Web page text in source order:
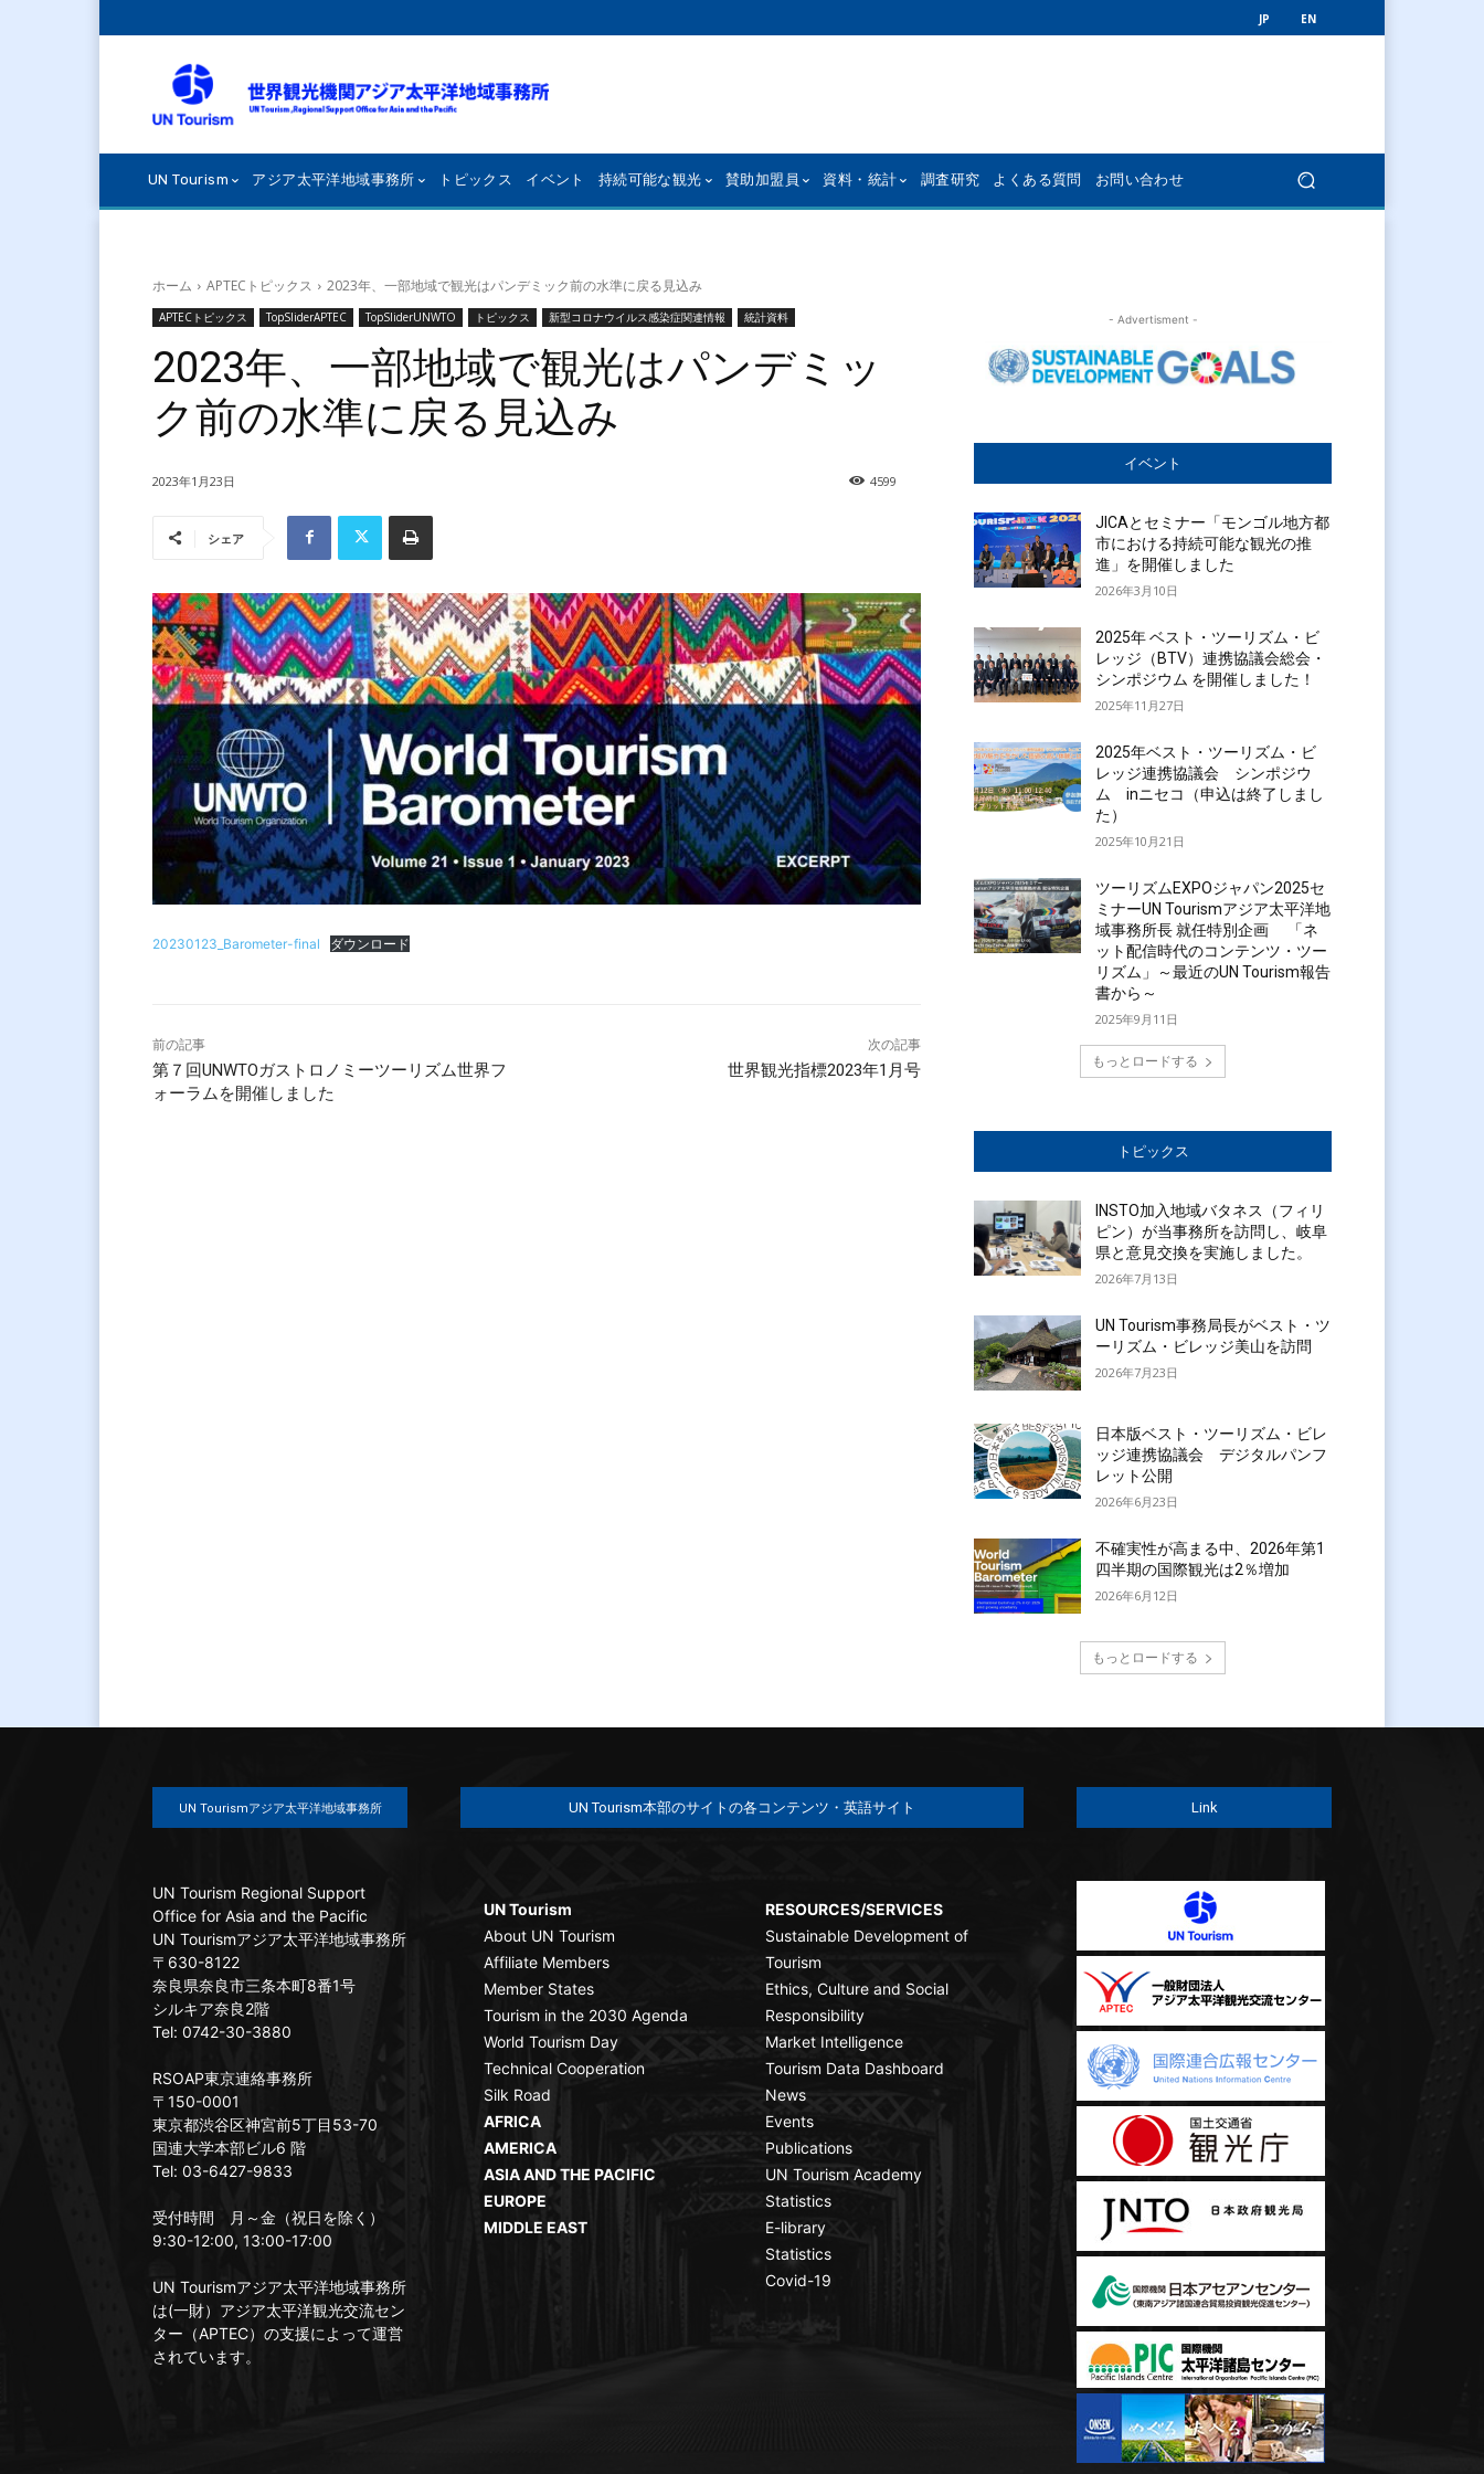
JP EN
UN Tourism アジア太平洋地域事務所 トピックス イベント 持続可能な観光 賛助加盟員 資料・統計 調査研究 よくある質問 お問い合わせ
ホーム APTECトピックス 2023年、一部地域で観光はパンデミック前の水準に戻る見込み
APTECトピックス TopSliderAPTEC TopSliderUNWTO トピックス 新型コロナウイルス感染症関連情報 統計資料
2023年、一部地域で観光はパンデミッ
ク前の水準に戻る見込み
2023年1月23日 4599
シェア
20230123_Barometer-final ダウンロード
前の記事
第７回UNWTOガストロノミーツーリズム世界フ
ォーラムを開催しました
次の記事
世界観光指標2023年1月号
- Advertisment -
イベント
JICAとセミナー「モンゴル地方都
市における持続可能な観光の推
進」を開催しました
2026年3月10日
2025年 ベスト・ツーリズム・ビ
レッジ（BTV）連携協議会総会・
シンポジウム を開催しました！
2025年11月27日
2025年ベスト・ツーリズム・ビ
レッジ連携協議会 シンポジウ
ム inニセコ（申込は終了しまし
た）
2025年10月21日
ツーリズムEXPOジャパン2025セ
ミナーUN Tourismアジア太平洋地
域事務所長 就任特別企画 「ネ
ット配信時代のコンテンツ・ツー
リズム」～最近のUN Tourism報告
書から～
2025年9月11日
もっとロードする
トピックス
INSTO加入地域バタネス（フィリ
ピン）が当事務所を訪問し、岐阜
県と意見交換を実施しました。
2026年7月13日
UN Tourism事務局長がベスト・ツ
ーリズム・ビレッジ美山を訪問
2026年7月23日
日本版ベスト・ツーリズム・ビレ
ッジ連携協議会 デジタルパンフ
レット公開
2026年6月23日
不確実性が高まる中、2026年第1
四半期の国際観光は2％増加
2026年6月12日
もっとロードする
UN Tourismアジア太平洋地域事務所
UN Tourism Regional Support
Office for Asia and the Pacific
UN Tourismアジア太平洋地域事務所
〒630-8122
奈良県奈良市三条本町8番1号
シルキア奈良2階
Tel: 0742-30-3880
RSOAP東京連絡事務所
〒150-0001
東京都渋谷区神宮前5丁目53-70
国連大学本部ビル6 階
Tel: 03-6427-9833
受付時間 月～金（祝日を除く）
9:30-12:00, 13:00-17:00
UN Tourismアジア太平洋地域事務所
は(一財）アジア太平洋観光交流セン
ター（APTEC）の支援によって運営
されています。
UN Tourism本部のサイトの各コンテンツ・英語サイト
UN Tourism
About UN Tourism
Affiliate Members
Member States
Tourism in the 2030 Agenda
World Tourism Day
Technical Cooperation
Silk Road
AFRICA
AMERICA
ASIA AND THE PACIFIC
EUROPE
MIDDLE EAST
RESOURCES/SERVICES
Sustainable Development of
Tourism
Ethics, Culture and Social
Responsibility
Market Intelligence
Tourism Data Dashboard
News
Events
Publications
UN Tourism Academy
Statistics
E-library
Statistics
Covid-19
Link